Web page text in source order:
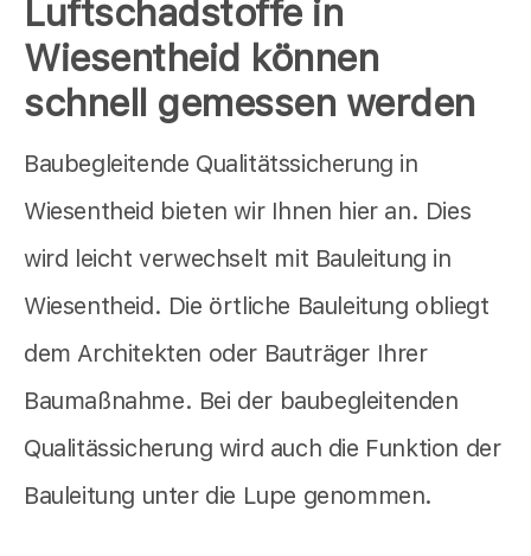
Luftschadstoffe in
Wiesentheid können
schnell gemessen werden
Baubegleitende Qualitätssicherung in
Wiesentheid bieten wir Ihnen hier an. Dies
wird leicht verwechselt mit Bauleitung in
Wiesentheid. Die örtliche Bauleitung obliegt
dem Architekten oder Bauträger Ihrer
Baumaßnahme. Bei der baubegleitenden
Qualitässicherung wird auch die Funktion der
Bauleitung unter die Lupe genommen.